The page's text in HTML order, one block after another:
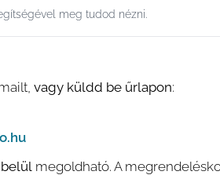
meg tudod nézni.
vagy küldd be űrlapon:
megoldható. A